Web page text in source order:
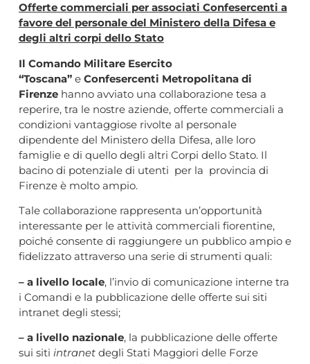
Offerte commerciali per associati Confesercenti a
favore del personale del Ministero della Difesa e
degli altri corpi dello Stato
Il Comando Militare Esercito
“Toscana”e Confesercenti Metropolitana di
Firenzehanno avviato una collaborazione tesa a
reperire, tra le nostre aziende, offerte commerciali a
condizioni vantaggiose rivolte al personale
dipendente del Ministero della Difesa, alle loro
famiglie e di quello degli altri Corpi dello Stato. Il
bacino di potenziale di utenti per la provincia di
Firenze è molto ampio.
Tale collaborazione rappresenta un’opportunità
interessante per le attività commerciali fiorentine,
poiché consente di raggiungere un pubblico ampio e
fidelizzato attraverso una serie di strumenti quali:
– a livello locale, l’invio di comunicazione interne tra
i Comandi e la pubblicazione delle offerte sui siti
intranet degli stessi;
– a livello nazionale, la pubblicazione delle offerte
sui siti intranetdegli Stati Maggiori delle Forze